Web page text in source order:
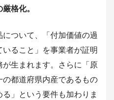
格化。
ついて、「付加価値の過
ること」を事業者が証明
生まれます。さらに「原
都道府県内産であるもの
」という要件も加わりま